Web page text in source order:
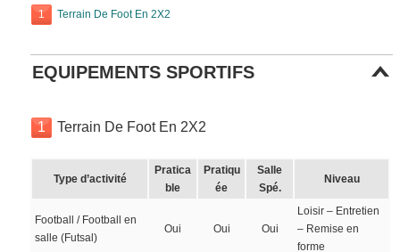
1 Terrain De Foot En 2X2
EQUIPEMENTS SPORTIFS
1 Terrain De Foot En 2X2
Type d’activité
Pratica
ble
Pratiqu
ée
Salle
Spé.
Niveau
Football / Football en
salle (Futsal)
Oui Oui Oui
Loisir – Entretien
– Remise en
forme